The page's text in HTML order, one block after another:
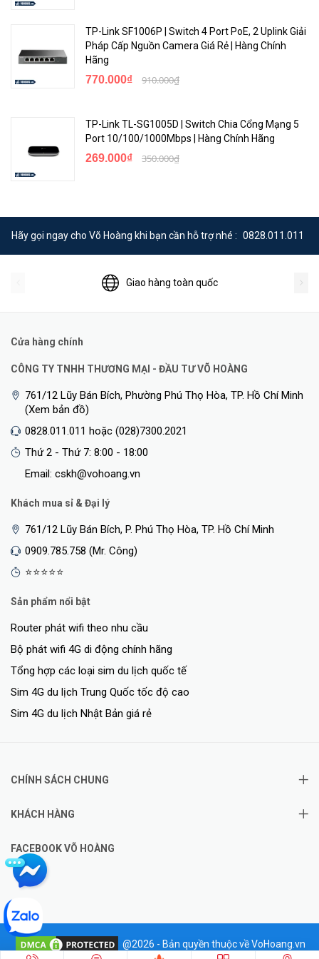
Chỉ cần cắm và chạy để truy cập internet
Thiết kế Plug &Play (Cắm và Chạy) cho phép triển khai dễ dàng mà
không cần IT. Với tính năng MDI/MDIX, người dùng sẽ không cần
Các tùy chọn triển khai linh hoạt
Bảo hành: 36 tháng
TP-Link SF1006P | Switch 4 Port PoE, 2 Uplink Giải
Pháp Cấp Nguồn Camera Giá Rẻ | Hàng Chính
Hãng
770.000₫ 910.000₫
TP-Link TL-SG1005D | Switch Chia Cổng Mạng 5
Port 10/100/1000Mbps | Hàng Chính Hãng
269.000₫ 350.000₫
Hãy gọi ngay cho Võ Hoàng khi bạn cần hỗ trợ nhé : 0828.011.011
Giao hàng toàn quốc
Cửa hàng chính
CÔNG TY TNHH THƯƠNG MẠI - ĐẦU TƯ VÕ HOÀNG
761/12 Lũy Bán Bích, Phường Phú Thọ Hòa, TP. Hồ Chí Minh
(Xem bản đồ)
0828.011.011 hoặc (028)7300.2021
Thứ 2 - Thứ 7: 8:00 - 18:00
Email: cskh@vohoang.vn
Khách mua sỉ & Đại lý
761/12 Lũy Bán Bích, P. Phú Thọ Hòa, TP. Hồ Chí Minh
0909.785.758 (Mr. Công)
⭐⭐⭐⭐⭐
Sản phẩm nổi bật
Router phát wifi theo nhu cầu
Bộ phát wifi 4G di động chính hãng
Tổng hợp các loại sim du lịch quốc tế
Sim 4G du lịch Trung Quốc tốc độ cao
Sim 4G du lịch Nhật Bản giá rẻ
CHÍNH SÁCH CHUNG
KHÁCH HÀNG
FACEBOOK VÕ HOÀNG
@2026 - Bản quyền thuộc về VoHoang.vn